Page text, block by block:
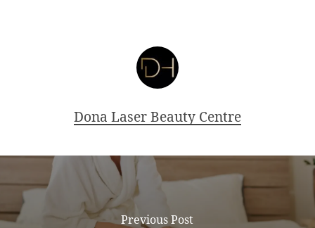
Dona Laser Beauty Centre
Previous Post